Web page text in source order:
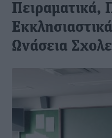
Πειραματικά,
Ωνάσεια